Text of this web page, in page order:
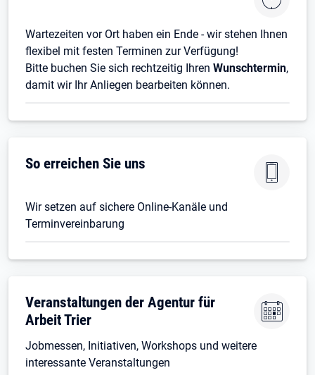
Wartezeiten vor Ort haben ein Ende - wir stehen Ihnen
flexibel mit festen Terminen zur Verfügung!
Bitte buchen Sie sich rechtzeitig Ihren Wunschtermin,
damit wir Ihr Anliegen bearbeiten können.
So erreichen Sie uns
Wir setzen auf sichere Online-Kanäle und
Terminvereinbarung
Veranstaltungen der Agentur für
Arbeit Trier
Jobmessen, Initiativen, Workshops und weitere
interessante Veranstaltungen